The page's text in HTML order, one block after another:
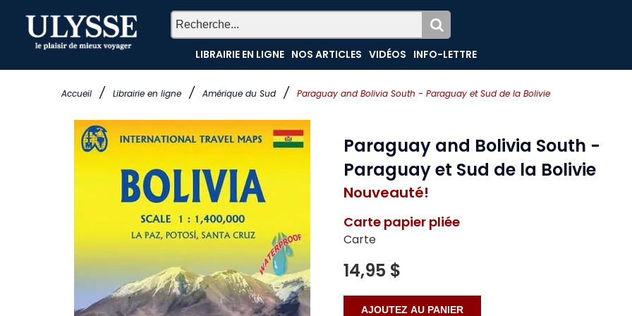
Accueil / Librairie en ligne / Amérique du Sud / Paraguay and Bolivia South - Paraguay et Sud de la Bolivie
LIBRAIRIE EN LIGNE NOS ARTICLES VIDÉOS INFO-LETTRE
Paraguay and Bolivia South -
Paraguay et Sud de la Bolivie
Nouveauté!
Carte papier pliée
Carte
14,95 $